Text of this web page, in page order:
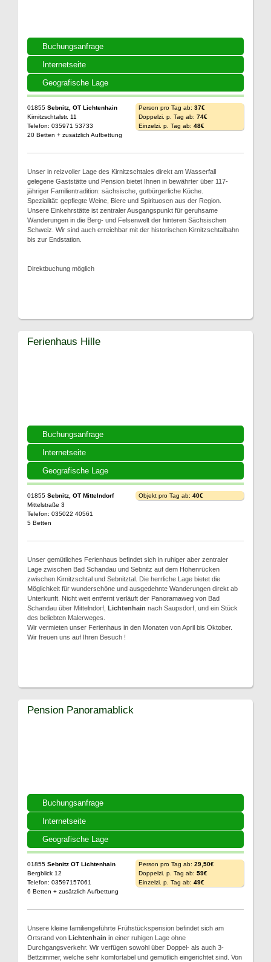
Buchungsanfrage
Internetseite
Geografische Lage
01855 Sebnitz, OT Lichtenhain
Kirnitzschtalstr. 11
Telefon: 035971 53733
20 Betten + zusätzlich Aufbettung
Person pro Tag ab: 37€
Doppelzi. p. Tag ab: 74€
Einzelzi. p. Tag ab: 48€
Unser in reizvoller Lage des Kirnitzschtales direkt am Wasserfall
gelegene Gaststätte und Pension bietet Ihnen in bewährter über 117-
jähriger Familientradition: sächsische, gutbürgerliche Küche.
Spezialität: gepflegte Weine, Biere und Spirituosen aus der Region.
Unsere Einkehrstätte ist zentraler Ausgangspunkt für geruhsame
Wanderungen in die Berg- und Felsenwelt der hinteren Sächsischen
Schweiz. Wir sind auch erreichbar mit der historischen Kirnitzschtalbahn
bis zur Endstation.
Direktbuchung möglich
Buchungsanfrage
Internetseite
Geografische Lage
Ferienhaus Hille
01855 Sebnitz, OT Mittelndorf
Mittelstraße 3
Telefon: 035022 40561
5 Betten
Objekt pro Tag ab: 40€
Unser gemütliches Ferienhaus befindet sich in ruhiger aber zentraler
Lage zwischen Bad Schandau und Sebnitz auf dem Höhenrücken
zwischen Kirnitzschtal und Sebnitztal. Die herrliche Lage bietet die
Möglichkeit für wunderschöne und ausgedehnte Wanderungen direkt ab
Unterkunft. Nicht weit entfernt verläuft der Panoramaweg von Bad
Schandau über Mittelndorf, Lichtenhain nach Saupsdorf, und ein Stück
des beliebten Malerweges.
Wir vermieten unser Ferienhaus in den Monaten von April bis Oktober.
Wir freuen uns auf Ihren Besuch !
Buchungsanfrage
Internetseite
Geografische Lage
Pension Panoramablick
01855 Sebnitz OT Lichtenhain
Bergblick 12
Telefon: 03597157061
6 Betten + zusätzlich Aufbettung
Person pro Tag ab: 29,50€
Doppelzi. p. Tag ab: 59€
Einzelzi. p. Tag ab: 49€
Unsere kleine familiengeführte Frühstückspension befindet sich am
Ortsrand von Lichtenhain in einer ruhigen Lage ohne
Durchgangsverkehr. Wir verfügen sowohl über Doppel- als auch 3-
Bettzimmer, welche sehr komfortabel und gemütlich eingerichtet sind. Von